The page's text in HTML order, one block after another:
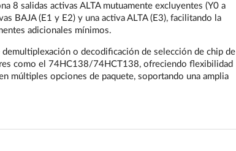
8 salidas activas ALTA mutuamente excluyentes (Y0 a
BAJA (E1 y E2) y una activa ALTA (E3), facilitando la
adicionales mínimos.
demultiplexación o decodificación de selección de chip de
como el 74HC138/74HCT138, ofreciendo flexibilidad
múltiples opciones de paquete, soportando una amplia